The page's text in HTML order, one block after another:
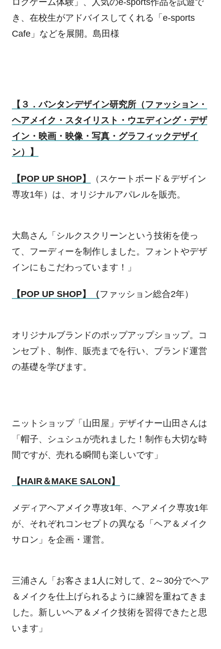
き、在校生がアドバイスしてくれる「 e-sports
Cafe」などを展開。島田様
【３．バンタンデザイン研究所（ファッション・
ヘアメイク・スタイリスト・ウエディング・デザ
イン・映画・映像・写真・グラフィックデザイ
ン）】
【POP UP SHOP】
（スケートボード＆デザイン
専攻1年）は、オリジナルアパレルを販売。
大島さん「シルクスクリーンという技術を使っ
て、フーディーを制作しました。フォントやデザ
インにもこだわっています！」
【POP UP SHOP】（ ファッション総合2年）
オリジナルブランドのポップアップショップ。コ
ンセプト、制作、販売までを行い、ブランド運営
の基礎を学びます。
ニットショップ「山田屋」デザイナー山田さんは
「帽子、シュシュが売れました！制作も大切な時
間ですが、売れる瞬間も楽しいです」
【HAIR＆MAKE SALON 】
メディアヘアメイク専攻1年、ヘアメイク専攻1年
が、それぞれコンセプトの異なる「ヘア＆メイク
サロン」を企画・運営。
三浦さん「お客さま 1人に対して、 2～ 30分でヘア
＆メイクを仕上げられるように練習を重ねてきま
した。新しいヘア＆メイク技術を習得できたと思
います」